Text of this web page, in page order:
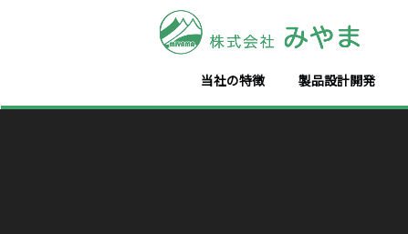
当社の特徴 製品設計開発